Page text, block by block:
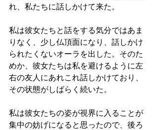
れ、私たちに話しかけて来た。
私は彼女たちと話をする気分ではあま
りなく、少し仏頂面になり、話しかけ
られたくないオーラを出した。そのた
めか、彼女たちは私を避けるように左
右の友人にあれこれ話しかけており、
その状態がしばらく続いた。
私は彼女たちの姿が視界に入ることが
集中の妨げになると思ったので、後ろ